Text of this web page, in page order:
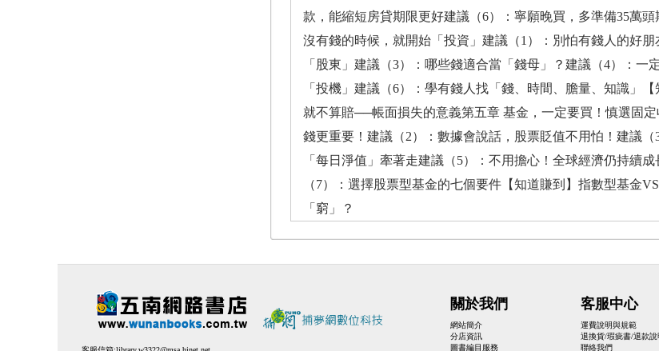
款，能縮短房貸期限更好建議（6）：寧願晚買，多準備35萬
沒有錢的時候，就開始「投資」建議（1）：別怕有錢人的好
「股東」建議（3）：哪些錢適合當「錢母」？建議（4）：
「投機」建議（6）：學有錢人找「錢、時間、膽量、知識」
就不算賠──帳面損失的意義第五章 基金，一定要買！慎選固
錢更重要！建議（2）：數據會說話，股票貶值不用怕！建議
「每日淨值」牽著走建議（5）：不用擔心！全球經濟仍持續
（7）：選擇股票型基金的七個要件【知道賺到】指數型基金
「窮」？
關於我們
網站簡介
分店資訊
圖書編目服務
客服中心
運費說明與規範
退換貨/瑕疵書/退款說
聯絡我們